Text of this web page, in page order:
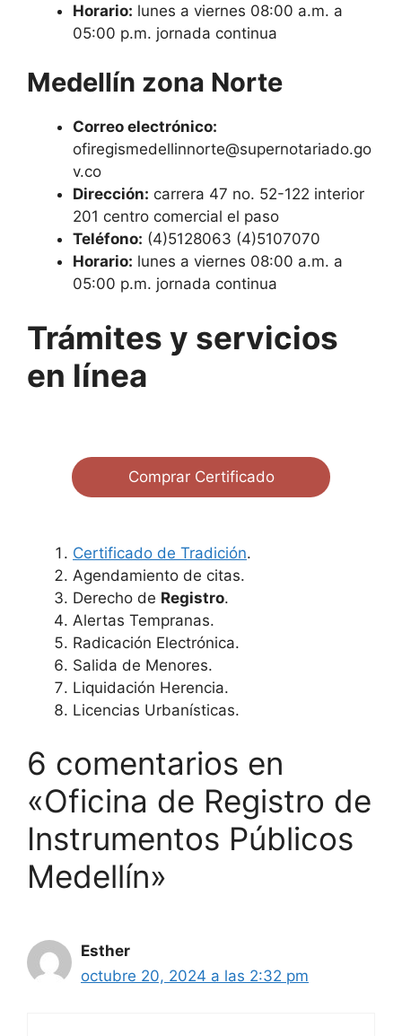
Horario: lunes a viernes 08:00 a.m. a
05:00 p.m. jornada continua
Medellín zona Norte
Correo electrónico:
ofiregismedellinnorte@supernotariado.go
v.co
Dirección: carrera 47 no. 52-122 interior
201 centro comercial el paso
Teléfono: (4)5128063 (4)5107070
Horario: lunes a viernes 08:00 a.m. a
05:00 p.m. jornada continua
Trámites y servicios
en línea
Comprar Certificado
Certificado de Tradición.
Agendamiento de citas.
Derecho de Registro.
Alertas Tempranas.
Radicación Electrónica.
Salida de Menores.
Liquidación Herencia.
Licencias Urbanísticas.
6 comentarios en
«Oficina de Registro de
Instrumentos Públicos
Medellín»
Esther
octubre 20, 2024 a las 2:32 pm